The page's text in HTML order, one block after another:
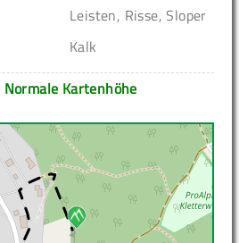
Leisten, Risse, Sloper
Kalk
Normale Kartenhöhe